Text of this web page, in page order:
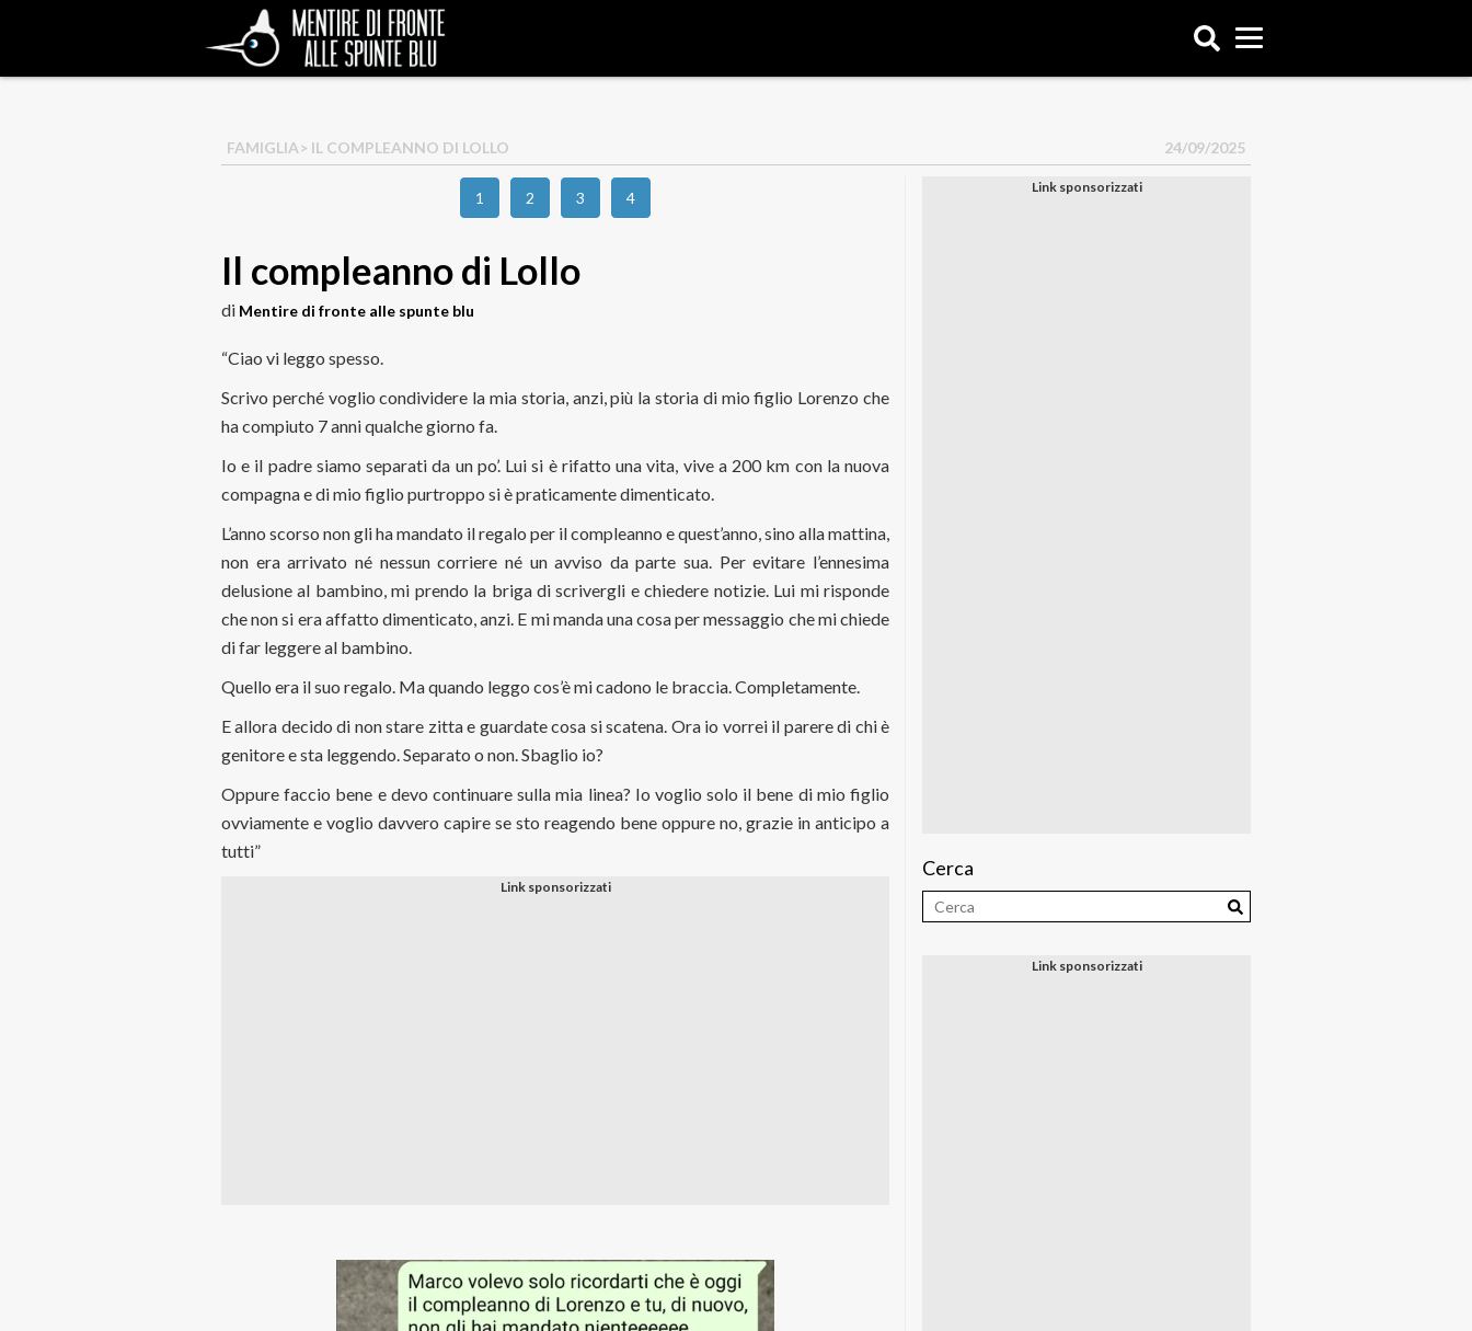
FAMIGLIA> IL COMPLEANNO DI LOLLO 24/09/2025
1 2 3 4
Il compleanno di Lollo
di Mentire di fronte alle spunte blu
“Ciao vi leggo spesso.
Scrivo perché voglio condividere la mia storia, anzi, più la storia di mio figlio Lorenzo che
ha compiuto 7 anni qualche giorno fa.
Io e il padre siamo separati da un po’. Lui si è rifatto una vita, vive a 200 km con la nuova
compagna e di mio figlio purtroppo si è praticamente dimenticato.
L’anno scorso non gli ha mandato il regalo per il compleanno e quest’anno, sino alla mattina,
non era arrivato né nessun corriere né un avviso da parte sua. Per evitare l’ennesima
delusione al bambino, mi prendo la briga di scrivergli e chiedere notizie. Lui mi risponde
che non si era affatto dimenticato, anzi. E mi manda una cosa per messaggio che mi chiede
di far leggere al bambino.
Quello era il suo regalo. Ma quando leggo cos’è mi cadono le braccia. Completamente.
E allora decido di non stare zitta e guardate cosa si scatena. Ora io vorrei il parere di chi è
genitore e sta leggendo. Separato o non. Sbaglio io?
Oppure faccio bene e devo continuare sulla mia linea? Io voglio solo il bene di mio figlio
ovviamente e voglio davvero capire se sto reagendo bene oppure no, grazie in anticipo a
tutti”
Cerca